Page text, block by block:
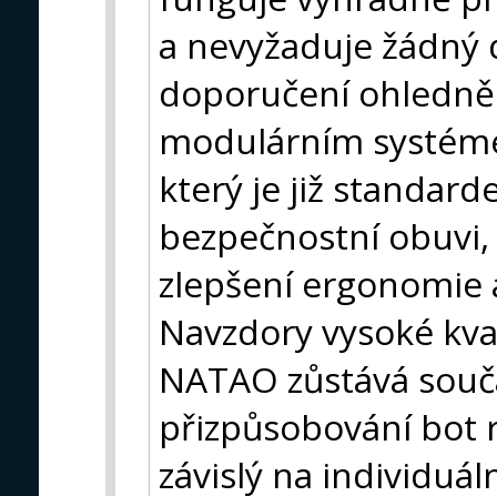
a nevyžaduje
doporučení
modulárním
který je již
bezpečnostní
zlepšení
Navzdory vysoké
NATAO zůstává
přizpůsobování bot
závislý na